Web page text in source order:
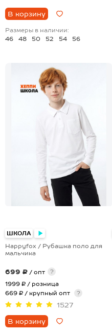
В корзину
Размеры в наличии:
46
48 50 52 54 56
ШКОЛА
Happyfox / Рубашка поло для
мальчика
699 ₽ / опт
?
1999 ₽ / розница
669 ₽ / крупный опт
?
1527
В корзину